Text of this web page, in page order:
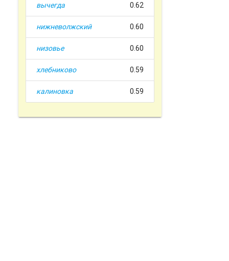
вычегда 0.62
нижневолжский 0.60
низовье 0.60
хлебниково 0.59
калиновка 0.59